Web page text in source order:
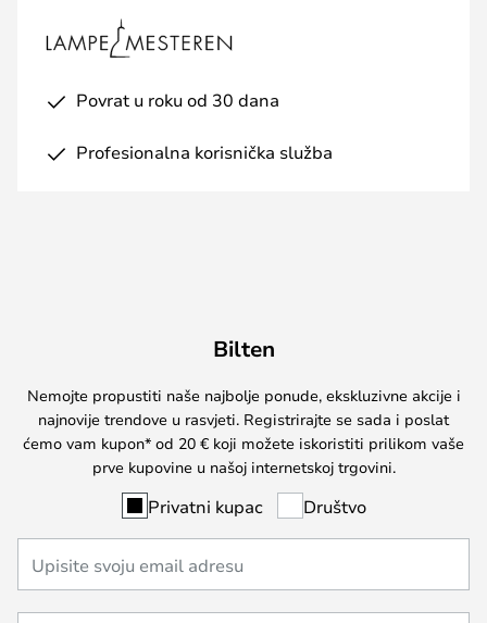
Povrat u roku od 30 dana
Profesionalna korisnička služba
Bilten
Nemojte propustiti naše najbolje ponude, ekskluzivne akcije i
najnovije trendove u rasvjeti. Registrirajte se sada i poslat
ćemo vam kupon* od 20 € koji možete iskoristiti prilikom vaše
prve kupovine u našoj internetskoj trgovini.
Privatni kupac Društvo